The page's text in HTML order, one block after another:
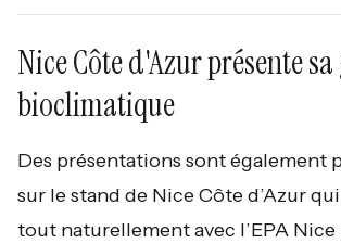
Nice Côte d'Azur présente
bioclimatique
Des présentations sont également
sur le stand de Nice Côte d’Azur
tout naturellement avec l’EPA Nice